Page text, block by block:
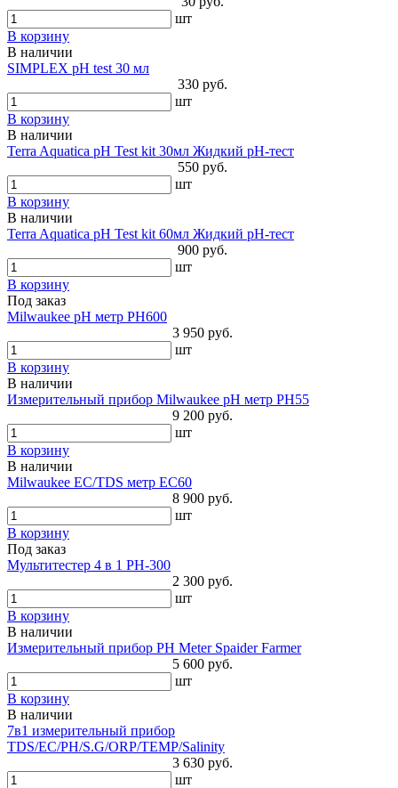
шт
В корзину
В наличии
SIMPLEX pH test 30 мл
330 руб.
шт
В корзину
В наличии
Terra Aquatica pH Test kit 30мл Жидкий pH-тест
550 руб.
шт
В корзину
В наличии
Terra Aquatica pH Test kit 60мл Жидкий pH-тест
900 руб.
шт
В корзину
Под заказ
Milwaukee pH метр PH600
3 950 руб.
шт
В корзину
В наличии
Измерительный прибор Milwaukee pH метр PH55
9 200 руб.
шт
В корзину
В наличии
Milwaukee EC/TDS метр EC60
8 900 руб.
шт
В корзину
Под заказ
Мультитестер 4 в 1 PH-300
2 300 руб.
шт
В корзину
В наличии
Измерительный прибор PH Meter Spaider Farmer
5 600 руб.
шт
В корзину
В наличии
7в1 измерительный прибор
TDS/EC/PH/S.G/ORP/TEMP/Salinity
3 630 руб.
шт